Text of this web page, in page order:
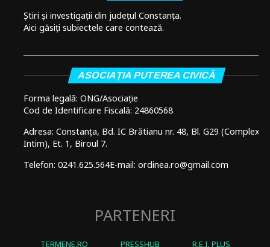
Știri și investigații din județul Constanța.
Aici găsiți subiectele care contează.
ASOCIAȚIA PUTEREA CIVICĂ
Forma legală: ONG/Asociație
Cod de Identificare Fiscală: 24860568
Adresa: Constanța, Bd. IC Brătianu nr. 48, Bl. G29 (Complex
Intim), Et. 1, Biroul 7.
Telefon: 0241.625.564E-mail: ordinea.ro@gmail.com
PARTENERI
TERMENE.RO PRESSHUB R.E.I. PLUS